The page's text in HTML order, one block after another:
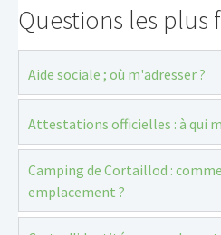
Questions les plus
Aide sociale ; où m'adresser ?
Attestations officielles : à qui
Camping de Cortaillod :
emplacement ?